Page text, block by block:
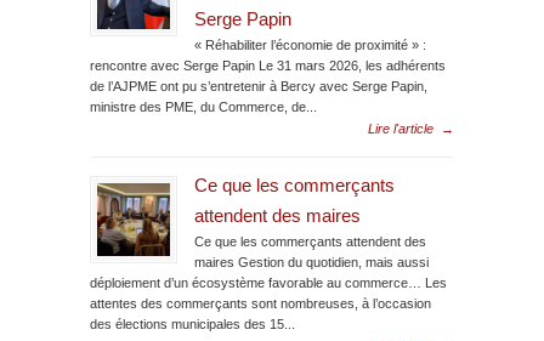
Serge Papin
« Réhabiliter l’économie de proximité » :
rencontre avec Serge Papin Le 31 mars 2026, les adhérents
de l’AJPME ont pu s’entretenir à Bercy avec Serge Papin,
ministre des PME, du Commerce, de...
Lire l'article
→
Ce que les commerçants
attendent des maires
Ce que les commerçants attendent des
maires Gestion du quotidien, mais aussi
déploiement d’un écosystème favorable au commerce… Les
attentes des commerçants sont nombreuses, à l’occasion
des élections municipales des 15...